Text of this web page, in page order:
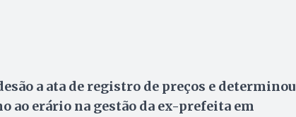
a ata de registro de preços e determinou
ao erário na gestão da ex-prefeita em